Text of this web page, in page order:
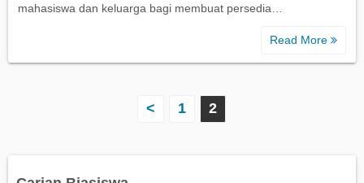
mahasiswa dan keluarga bagi membuat persedia…
Read More
< 1 2